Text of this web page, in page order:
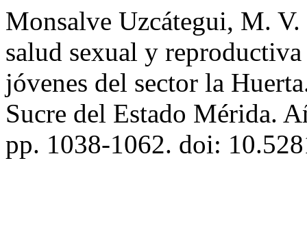
Monsalve Uzcátegui, M.
salud sexual y
jóvenes del sector la
Sucre del Estado Mérida.
pp. 1038-1062. doi: